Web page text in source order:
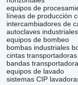
equipos de
líneas de producción
intercambiadores de
autoclaves industriales
equipos de bombeo
bombas industriales
cintas transportadoras
bandas
equipos de lavado
sistemas CIP